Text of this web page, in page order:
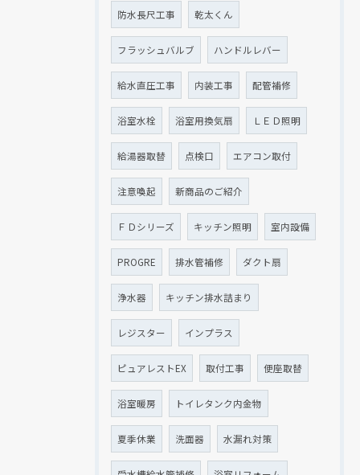
防水長尺工事 乾太くん
フラッシュバルブ ハンドルレバー
給水直圧工事 内装工事 配管補修
浴室水栓 浴室用換気扇 ＬＥＤ照明
給湯器取替 点検口 エアコン取付
注意喚起 新商品のご紹介
ＦＤシリーズ キッチン照明 室内設備
PROGRE 排水管補修 ダクト扇
浄水器 キッチン排水詰まり
レジスター インプラス
ピュアレストEX 取付工事 便座取替
浴室暖房 トイレタンク内金物
夏季休業 洗面器 水漏れ対策